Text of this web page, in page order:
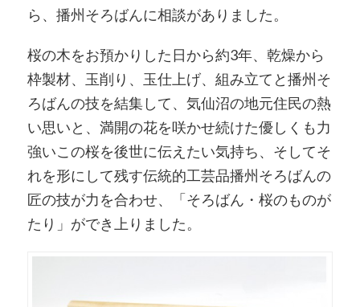
ら、播州そろばんに相談がありました。
桜の木をお預かりした日から約3年、乾燥から
枠製材、玉削り、玉仕上げ、組み立てと播州そ
ろばんの技を結集して、気仙沼の地元住民の熱
い思いと、満開の花を咲かせ続けた優しくも力
強いこの桜を後世に伝えたい気持ち、そしてそ
れを形にして残す伝統的工芸品播州そろばんの
匠の技が力を合わせ、「そろばん・桜のものが
たり」ができ上りました。